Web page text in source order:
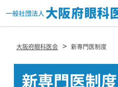
大阪府眼科医会 > 新専門医制度
新専門医制度
Site
Footer